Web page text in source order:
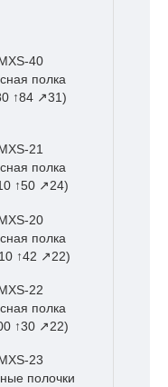
40
полка
↑84 ↗31)
21
полка
↑50 ↗24)
20
полка
↑42 ↗22)
22
полка
↑30 ↗22)
23
полочки